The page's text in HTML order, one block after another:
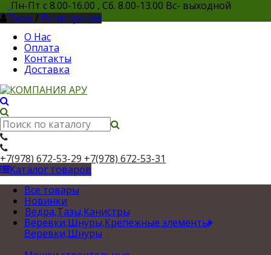
Пн-Пт с 8.00-16.00 , Сб. 8.00-13.00 Вс- выходной
Вход / Регистрация
О Нас
Оплата
Контакты
Доставка
+7(978) 672-53-29 +7(978) 672-53-31
Каталог товаров
Все товары
Новинки
Ведра,Тазы,Канистры
Веревки,Шнуры,Крепежные элементы
Веревки,Шнуры